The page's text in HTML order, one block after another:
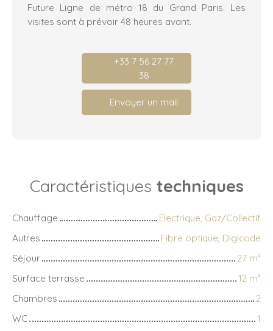
Future Ligne de métro 18 du Grand Paris. Les
visites sont à prévoir 48 heures avant.
+33 7 56 27 77
38
Envoyer un mail
Caractéristiques techniques
Chauffage
Electrique, Gaz/Collectif
Autres
Fibre optique, Digicode
Séjour
27 m²
Surface terrasse
12 m²
Chambres
2
WC
1